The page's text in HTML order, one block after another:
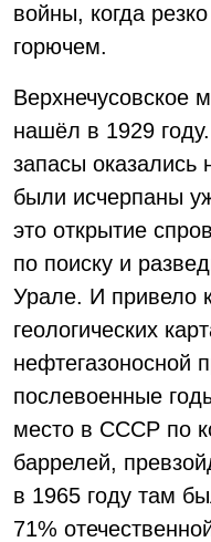
войны, когда
горючем.
Верхнечусовское
нашёл в 1929
запасы
были исчерпаны
это открытие
по поиску и
Урале. И привело
геологических
нефтегазоносной
послевоенные
место в СССР по
баррелей,
в 1965 году там
71%